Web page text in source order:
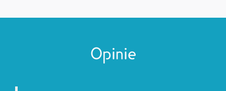
Opinie